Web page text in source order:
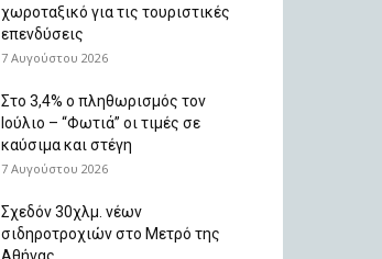
χωροταξικό για τις τουριστικές
επενδύσεις
7 Αυγούστου 2026
Στο 3,4% ο πληθωρισμός τον
Ιούλιο – “Φωτιά” οι τιμές σε
καύσιμα και στέγη
7 Αυγούστου 2026
Σχεδόν 30χλμ. νέων
σιδηροτροχιών στο Μετρό της
Αθήνας